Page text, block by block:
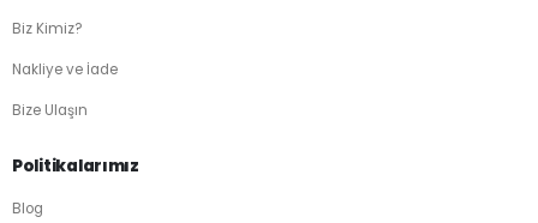
Biz Kimiz?
Nakliye ve İade
Bize Ulaşın
Politikalarımız
Blog